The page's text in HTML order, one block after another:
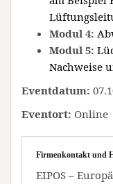
Modul 4:
Modul 5:
Nachweise
Eventdatum:
Eventort: Online
Firmenkontakt und
EIPOS –